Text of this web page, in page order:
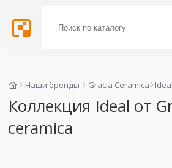
Наши бренды Gracia Ceramica Ideal
Коллекция Ideal от
ceramica